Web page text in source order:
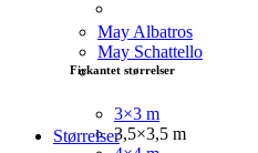
Firkantet størrelser
3×3 m
3,5×3,5 m
May Albatros
May Schattello
Størrelser